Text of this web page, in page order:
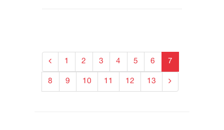
1 2 3 4 5 6 7
8 9 10 11 12 13